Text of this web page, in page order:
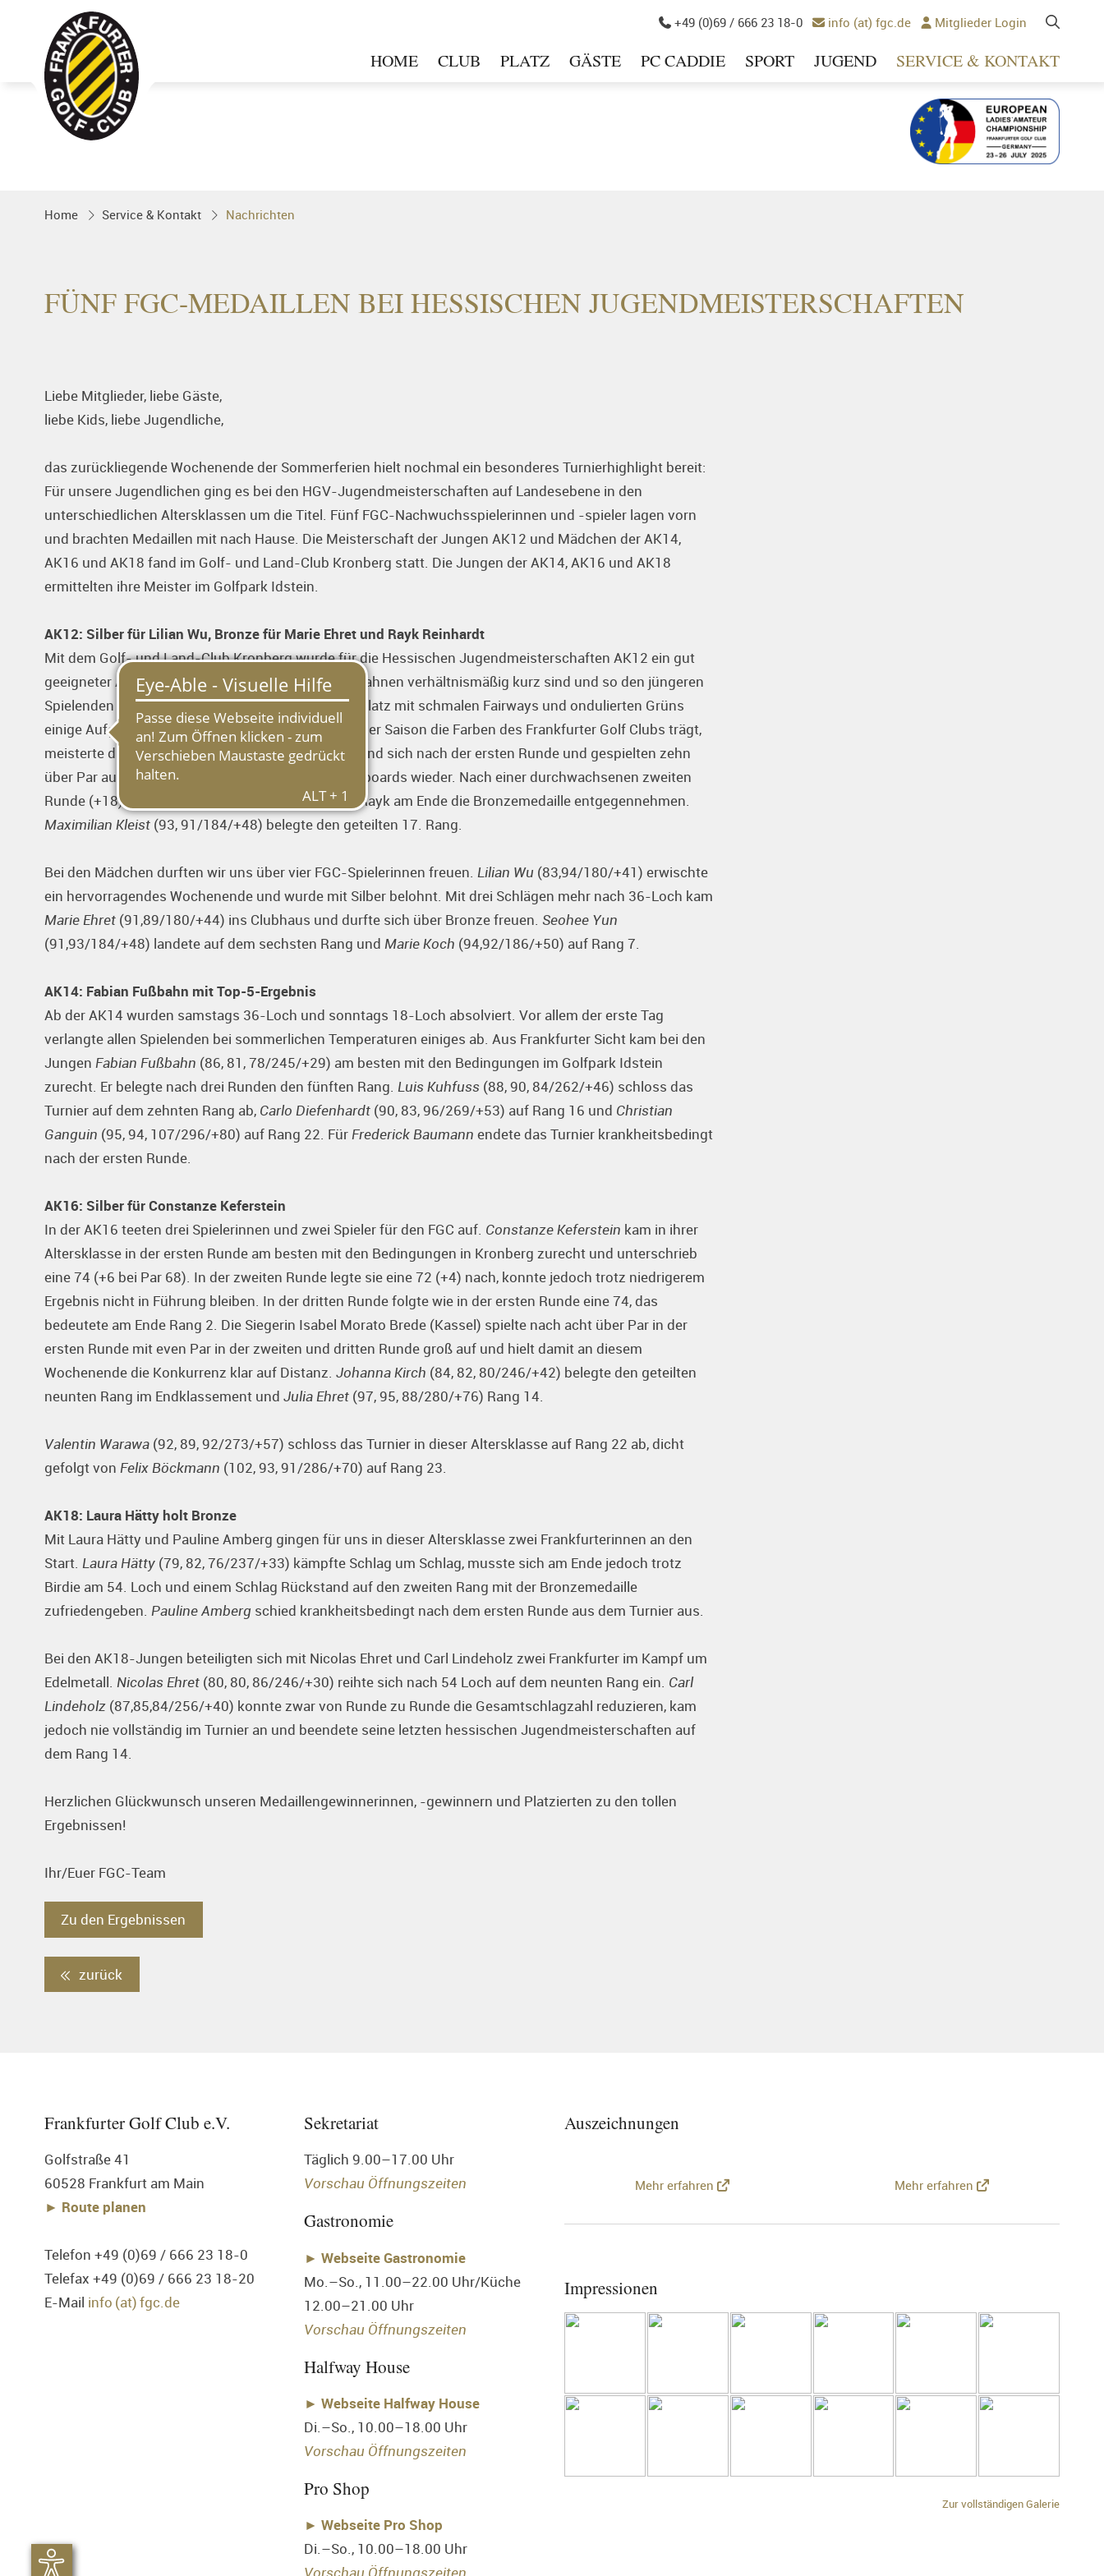
 +49 (0)69 / 666 23 18-0  info (at) fgc.de  Mitglieder Login
HOME CLUB PLATZ GÄSTE PC CADDIE SPORT JUGEND SERVICE & KONTAKT
Golfgenuss und Spitzensport mitten in
FRANKFURT
Home Service & Kontakt Nachrichten
FÜNF FGC-MEDAILLEN BEI HESSISCHEN JUGENDMEISTERSCHAFTEN
Liebe Mitglieder, liebe Gäste,
liebe Kids, liebe Jugendliche,
das zurückliegende Wochenende der Sommerferien hielt nochmal ein besonderes Turnierhighlight bereit:
Für unsere Jugendlichen ging es bei den HGV-Jugendmeisterschaften auf Landesebene in den
unterschiedlichen Altersklassen um die Titel. Fünf FGC-Nachwuchsspielerinnen und -spieler lagen vorn
und brachten Medaillen mit nach Hause. Die Meisterschaft der Jungen AK12 und Mädchen der AK14,
AK16 und AK18 fand im Golf- und Land-Club Kronberg statt. Die Jungen der AK14, AK16 und AK18
ermittelten ihre Meister im Golfpark Idstein.
AK12: Silber für Lilian Wu, Bronze für Marie Ehret und Rayk Reinhardt
Mit dem Golf- und Land-Club Kronberg wurde für die Hessischen Jugendmeisterschaften AK12 ein gut
geeigneter Austragungsort gefunden, da die Spielbahnen verhältnismäßig kurz sind und so den jüngeren
Spielenden entgegenkommen. Trotzdem hielt der Platz mit schmalen Fairways und ondulierten Grüns
einige Aufgaben parat.Rayk Reinhardt, der seit dieser Saison die Farben des Frankfurter Golf Clubs trägt,
meisterte diese Aufgaben am ersten Tag gut und fand sich nach der ersten Runde und gespielten zehn
über Par auf dem geteilten ersten Rang des Leaderboards wieder. Nach einer durchwachsenen zweiten
Runde (+18) und weiteren Schlagverlusten durfte Rayk am Ende die Bronzemedaille entgegennehmen.
Maximilian Kleist (93, 91/184/+48) belegte den geteilten 17. Rang.
Bei den Mädchen durften wir uns über vier FGC-Spielerinnen freuen. Lilian Wu (83,94/180/+41) erwischte
ein hervorragendes Wochenende und wurde mit Silber belohnt. Mit drei Schlägen mehr nach 36-Loch kam
Marie Ehret (91,89/180/+44) ins Clubhaus und durfte sich über Bronze freuen. Seohee Yun
(91,93/184/+48) landete auf dem sechsten Rang und Marie Koch (94,92/186/+50) auf Rang 7.
AK14: Fabian Fußbahn mit Top-5-Ergebnis
Ab der AK14 wurden samstags 36-Loch und sonntags 18-Loch absolviert. Vor allem der erste Tag
verlangte allen Spielenden bei sommerlichen Temperaturen einiges ab. Aus Frankfurter Sicht kam bei den
Jungen Fabian Fußbahn (86, 81, 78/245/+29) am besten mit den Bedingungen im Golfpark Idstein
zurecht. Er belegte nach drei Runden den fünften Rang. Luis Kuhfuss (88, 90, 84/262/+46) schloss das
Turnier auf dem zehnten Rang ab, Carlo Diefenhardt (90, 83, 96/269/+53) auf Rang 16 und Christian
Ganguin (95, 94, 107/296/+80) auf Rang 22. FürFrederick Baumann endete das Turnier krankheitsbedingt
nach der ersten Runde.
AK16: Silber für Constanze Keferstein
In der AK16 teeten drei Spielerinnen und zwei Spieler für den FGC auf. Constanze Keferstein kam in ihrer
Altersklasse in der ersten Runde am besten mit den Bedingungen in Kronberg zurecht und unterschrieb
eine 74 (+6 bei Par 68). In der zweiten Runde legte sie eine 72 (+4) nach, konnte jedoch trotz niedrigerem
Ergebnis nicht in Führung bleiben. In der dritten Runde folgte wie in der ersten Runde eine 74, das
bedeutete am Ende Rang 2. Die Siegerin Isabel Morato Brede (Kassel) spielte nach acht über Par in der
ersten Runde mit even Par in der zweiten und dritten Runde groß auf und hielt damit an diesem
Wochenende die Konkurrenz klar auf Distanz. Johanna Kirch (84, 82, 80/246/+42) belegte den geteilten
neunten Rang im Endklassement und Julia Ehret(97, 95, 88/280/+76) Rang 14.
Valentin Warawa(92, 89, 92/273/+57) schloss das Turnier in dieser Altersklasse auf Rang 22 ab, dicht
gefolgt von Felix Böckmann (102, 93, 91/286/+70) auf Rang 23.
AK18: Laura Hätty holt Bronze
Mit Laura Hätty und Pauline Amberg gingen für uns in dieser Altersklasse zwei Frankfurterinnen an den
Start. Laura Hätty(79, 82, 76/237/+33) kämpfte Schlag um Schlag, musste sich am Ende jedoch trotz
Birdie am 54. Loch und einem Schlag Rückstand auf den zweiten Rang mit der Bronzemedaille
zufriedengeben. Pauline Amberg schied krankheitsbedingt nach dem ersten Runde aus dem Turnier aus.
Bei den AK18-Jungen beteiligten sich mit Nicolas Ehret und Carl Lindeholz zwei Frankfurter im Kampf um
Edelmetall. Nicolas Ehret(80, 80, 86/246/+30) reihte sich nach 54 Loch auf dem neunten Rang ein. Carl
Lindeholz (87,85,84/256/+40) konnte zwar von Runde zu Runde die Gesamtschlagzahl reduzieren, kam
jedoch nie vollständig im Turnier an und beendete seine letzten hessischen Jugendmeisterschaften auf
dem Rang 14.
Herzlichen Glückwunsch unseren Medaillengewinnerinnen, -gewinnern und Platzierten zu den tollen
Ergebnissen!
Ihr/Euer FGC-Team
Zu den Ergebnissen
zurück
Frankfurter Golf Club e.V.
Golfstraße 41
60528 Frankfurt am Main
► Route planen
Telefon +49 (0)69 / 666 23 18-0
Telefax +49 (0)69 / 666 23 18-20
E-Mail info (at) fgc.de
Sekretariat
Täglich 9.00–17.00 Uhr
Vorschau Öffnungszeiten
Gastronomie
►Webseite Gastronomie
Mo.–So., 11.00–22.00 Uhr/Küche
12.00–21.00 Uhr
Vorschau Öffnungszeiten
Halfway House
►Webseite Halfway House
Di.–So., 10.00–18.00 Uhr
Vorschau Öffnungszeiten
Pro Shop
►Webseite Pro Shop
Di.–So., 10.00–18.00 Uhr
Auszeichnungen
Mehr erfahren Mehr erfahren
Impressionen
Zur vollständigen Galerie